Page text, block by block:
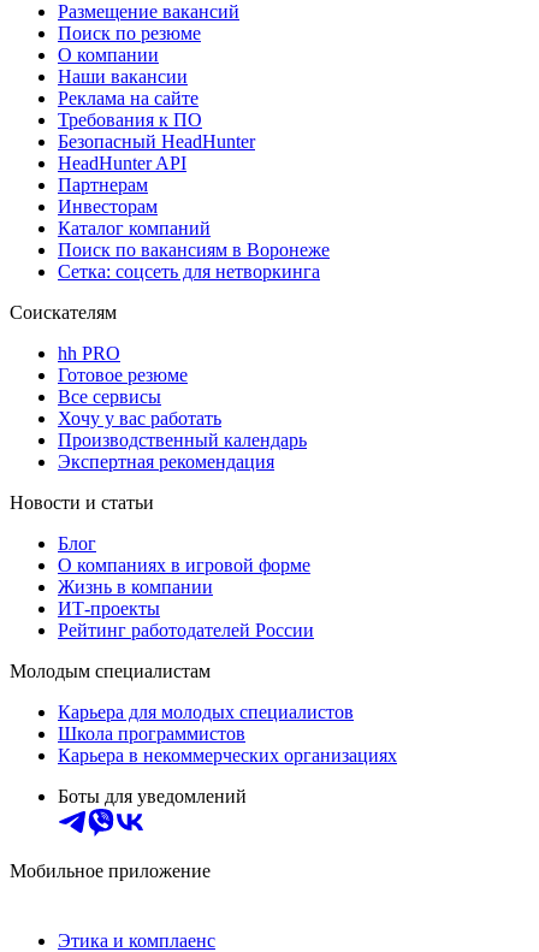
Размещение вакансий
Поиск по резюме
О компании
Наши вакансии
Реклама на сайте
Требования к ПО
Безопасный HeadHunter
HeadHunter API
Партнерам
Инвесторам
Каталог компаний
Поиск по вакансиям в Воронеже
Сетка: соцсеть для нетворкинга
Соискателям
hh PRO
Готовое резюме
Все сервисы
Хочу у вас работать
Производственный календарь
Экспертная рекомендация
Новости и статьи
Блог
О компаниях в игровой форме
Жизнь в компании
ИТ-проекты
Рейтинг работодателей России
Молодым специалистам
Карьера для молодых специалистов
Школа программистов
Карьера в некоммерческих организациях
Боты для уведомлений
Мобильное приложение
Этика и комплаенс